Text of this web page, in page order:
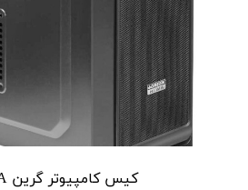
کیس کامپیوتر گرین HIWA